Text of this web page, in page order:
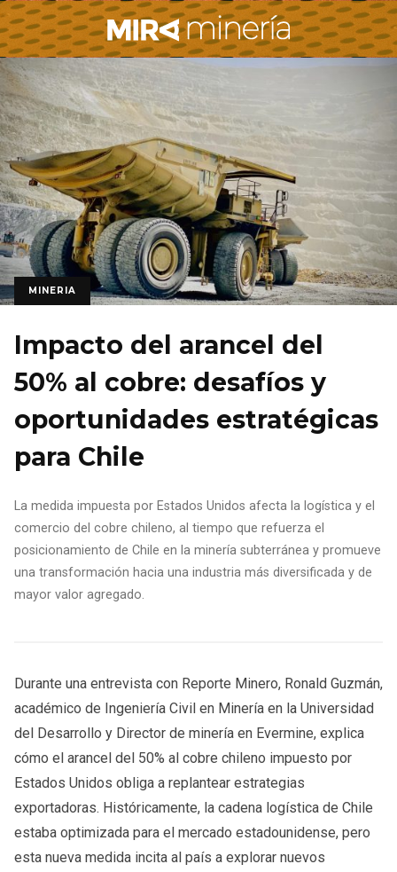
MINERIA
Impacto del arancel del
50% al cobre: desafíos y
oportunidades estratégicas
para Chile
La medida impuesta por Estados Unidos afecta la logística y el
comercio del cobre chileno, al tiempo que refuerza el
posicionamiento de Chile en la minería subterránea y promueve
una transformación hacia una industria más diversificada y de
mayor valor agregado.
Durante una entrevista con Reporte Minero, Ronald Guzmán,
académico de Ingeniería Civil en Minería en la Universidad
del Desarrollo y Director de minería en Evermine, explica
cómo el arancel del 50% al cobre chileno impuesto por
Estados Unidos obliga a replantear estrategias
exportadoras. Históricamente, la cadena logística de Chile
estaba optimizada para el mercado estadounidense, pero
esta nueva medida incita al país a explorar nuevos